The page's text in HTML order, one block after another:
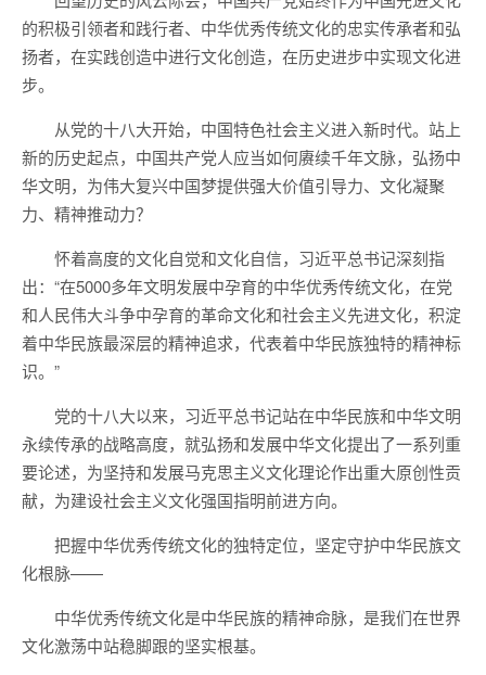
的积极引领者和践行者、中华优秀传统文化的忠实传承者和弘
扬者，在实践创造中进行文化创造，在历史进步中实现文化进
步。
从党的十八大开始，中国特色社会主义进入新时代。站上
新的历史起点，中国共产党人应当如何赓续千年文脉，弘扬中
华文明，为伟大复兴中国梦提供强大价值引导力、文化凝聚
力、精神推动力？
怀着高度的文化自觉和文化自信，习近平总书记深刻指
出：“在5000多年文明发展中孕育的中华优秀传统文化，在党
和人民伟大斗争中孕育的革命文化和社会主义先进文化，积淀
着中华民族最深层的精神追求，代表着中华民族独特的精神标
识。”
党的十八大以来，习近平总书记站在中华民族和中华文明
永续传承的战略高度，就弘扬和发展中华文化提出了一系列重
要论述，为坚持和发展马克思主义文化理论作出重大原创性贡
献，为建设社会主义文化强国指明前进方向。
把握中华优秀传统文化的独特定位，坚定守护中华民族文
化根脉——
中华优秀传统文化是中华民族的精神命脉，是我们在世界
文化激荡中站稳脚跟的坚实根基。